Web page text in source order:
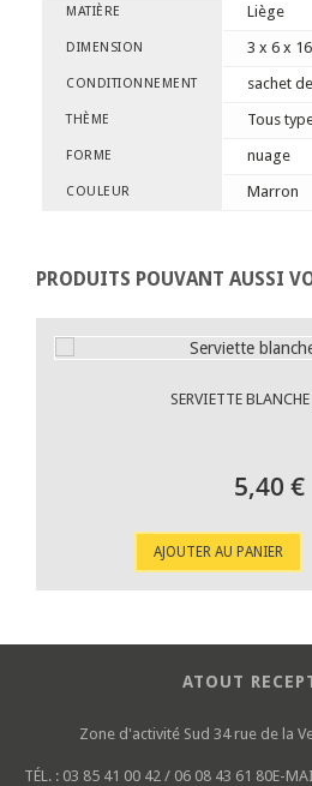
MATIÈRE Liège
DIMENSION 3 x 6 x
CONDITIONNEMENT sachet
THÈME Tous
FORME nuage
COULEUR Marron
SERVIETTE BLANCHE
5,40 €
AJOUTER AU PANIER
ATOUT
Zone d'activité Sud 34 rue de la
TÉL. : 03 85 41 00 42 / 06 08 43 61 80E-